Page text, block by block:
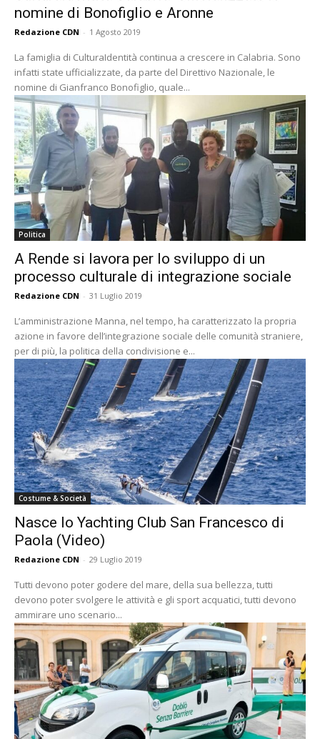
nomine di Bonofiglio e Aronne
Redazione CDN - 1 Agosto 2019
La famiglia di CulturaIdentità continua a crescere in Calabria. Sono
infatti state ufficializzate, da parte del Direttivo Nazionale, le
nomine di Gianfranco Bonofiglio, quale...
Politica
A Rende si lavora per lo sviluppo di un
processo culturale di integrazione sociale
Redazione CDN - 31 Luglio 2019
L’amministrazione Manna, nel tempo, ha caratterizzato la propria
azione in favore dell’integrazione sociale delle comunità straniere,
per di più, la politica della condivisione e...
Costume & Società
Nasce lo Yachting Club San Francesco di
Paola (Video)
Redazione CDN - 29 Luglio 2019
Tutti devono poter godere del mare, della sua bellezza, tutti
devono poter svolgere le attività e gli sport acquatici, tutti devono
ammirare uno scenario...